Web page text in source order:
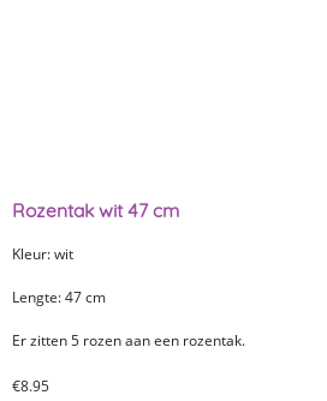
Rozentak wit 47 cm
Kleur: wit
Lengte: 47 cm
Er zitten 5 rozen aan een rozentak.
€8.95